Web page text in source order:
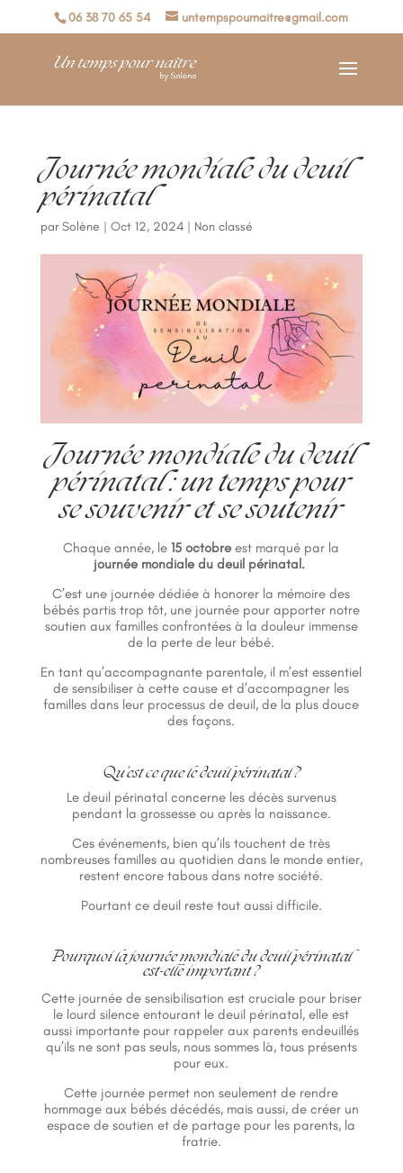
06 38 70 65 54 untempspournaitre@gmail.com
Journée mondiale du deuil
périnatal
parSolène | Oct 12, 2024| Non classé
Journée mondiale du deuil
périnatal : un temps pour
se souvenir et se soutenir
Chaque année, le15 octobreest marqué par la
journée mondiale du deuil périnatal.
C’est une journée dédiée à honorer la mémoire des
bébés partis trop tôt, une journée pour apporter notre
soutien aux familles confrontées à la douleur immense
de la perte de leur bébé.
En tant qu’accompagnante parentale, il m’est essentiel
de sensibiliser à cette cause et d’accompagner les
familles dans leur processus de deuil, de la plus douce
des façons.
Qu’est ce que le deuil périnatal ?
Le deuil périnatal concerne les décès survenus
pendant la grossesse ou après la naissance.
Ces événements, bien qu’ils touchent de très
nombreuses familles au quotidien dans le monde entier,
restent encore tabous dans notre société.
Pourtant ce deuil reste tout aussi difficile.
Pourquoi la journée mondiale du deuil périnatal
est-elle important ?
Cette journée de sensibilisation est cruciale pour briser
le lourd silence entourant le deuil périnatal, elle est
aussi importante pour rappeler aux parents endeuillés
qu’ils ne sont pas seuls, nous sommes là, tous présents
pour eux.
Cette journée permet non seulement de rendre
hommage aux bébés décédés, mais aussi, de créer un
espace de soutien et de partage pour les parents, la
fratrie.